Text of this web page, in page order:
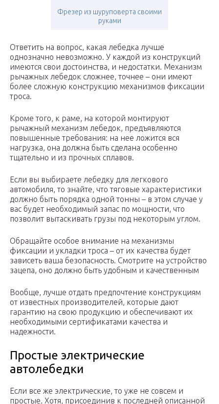
Фрезер из шуруповерта своими
руками
Ответить на вопрос, какая лебедка лучше
однозначно невозможно. У каждой из конструкций
имеются свои достоинства, и недостатки. Механизм
рычажных лебедок сложнее, точнее – они имеют
более сложную конструкцию механизмов фиксации
троса.
Кроме того, к раме, на которой монтируют
рычажный механизм лебедок, предъявляются
повышенные требования: на нее ложится вся
нагрузка, она должна быть сделана особенно
тщательно и из прочных сплавов.
Если вы выбираете лебедку для легкового
автомобиля, то знайте, что тяговые характеристики
должно быть порядка одной тонны – в этом случае у
вас будет необходимый запас по мощности, что
позволит вытаскивать грузы под некоторым углом.
Обращайте особое внимание на механизмы
фиксации и укладки троса – от их качества будет
зависеть ваша безопасность. Смотрите на устройство
зацепа, оно должно быть удобным и качественным
Вообще, лучше отдать предпочтение конструкциям
от известных производителей, которые дают
гарантию на свою продукцию и обеспечивают их
необходимыми сертификатами качества и
надежности.
Простые электрические
автолебедки
Если все же электрические, то уже не совсем и
простые. Хотя, присоединив к последней описанной